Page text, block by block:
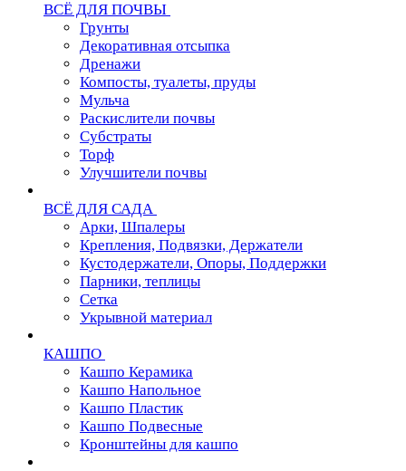
ВСЁ ДЛЯ ПОЧВЫ
Грунты
Декоративная отсыпка
Дренажи
Компосты, туалеты, пруды
Мульча
Раскислители почвы
Субстраты
Торф
Улучшители почвы
ВСЁ ДЛЯ САДА
Арки, Шпалеры
Крепления, Подвязки, Держатели
Кустодержатели, Опоры, Поддержки
Парники, теплицы
Сетка
Укрывной материал
КАШПО
Кашпо Керамика
Кашпо Напольное
Кашпо Пластик
Кашпо Подвесные
Кронштейны для кашпо